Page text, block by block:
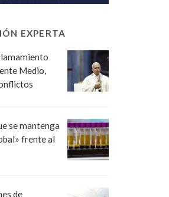
EXPERTA
Medio,
se mantenga
frente al
de